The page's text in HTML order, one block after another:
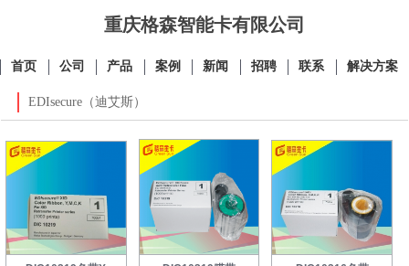
重庆格森智能卡有限公司
首页 公司 产品 案例 新闻 招聘 联系 解决方案
EDIsecure（迪艾斯）